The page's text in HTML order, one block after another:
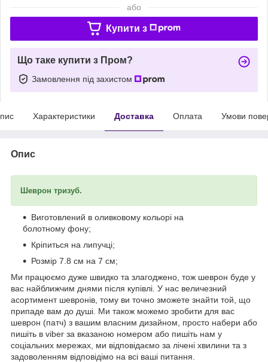
або
Купити з
Що таке купити з Пром?
Замовлення під захистом
Характеристики Доставка Оплата Умови
Опис
Шеврон тризуб.
Виготовлений в оливковому кольорі на
болотному фону;
Кріпиться на липучці;
Розмір 7.8 см на 7 см;
Ми працюємо дуже швидко та злагоджено, тож шеврон буде у
вас найближчим днями після купівлі. У нас величезний
асортимент шевронів, тому ви точно зможете знайти той, що
припаде вам до душі. Ми також можемо зробити для вас
шеврон (патч) з вашим власним дизайном, просто набери або
пишіть в viber за вказаною номером або пишіть нам у
соціальних мережах, ми відповідаємо за лічені хвилини та з
задоволенням відповідімо на всі ваші питання.